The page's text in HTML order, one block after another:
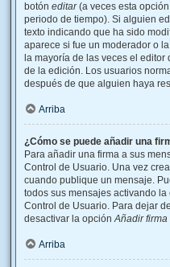
botón editar(a veces esta
periodo de tiempo). Si alguien
texto indicando que ha sido
aparece si fue un moderador o
la mayoría de las veces el
de la edición. Los usuarios
después de que alguien haya
Arriba
¿Cómo se puede añadir una
Para añadir una firma a sus
Control de Usuario. Una vez
cuando publique un mensaje.
todos sus mensajes activando
Control de Usuario. Para dejar
desactivar la opciónAñadir firma
Arriba